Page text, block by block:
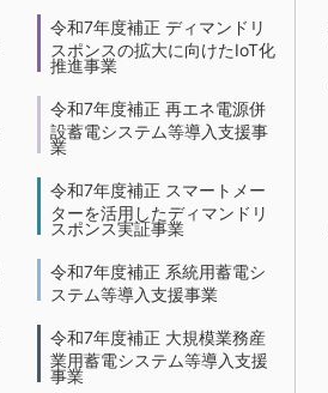
令和7年度補正 ディマンドリ
スポンスの拡大に向けたIoT化
推進事業
令和7年度補正 再エネ電源併
設蓄電システム等導入支援事
業
令和7年度補正 スマートメー
ターを活用したディマンドリ
スポンス実証事業
令和7年度補正 系統用蓄電シ
ステム等導入支援事業
令和7年度補正 大規模業務産
業用蓄電システム等導入支援
事業